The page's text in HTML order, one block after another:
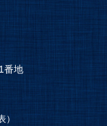
番地
）